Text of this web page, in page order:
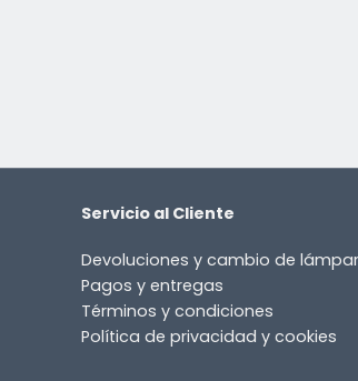
Servicio al Cliente
Devoluciones y cambio de
Pagos y entregas
Términos y condiciones
Política de privacidad y cookies